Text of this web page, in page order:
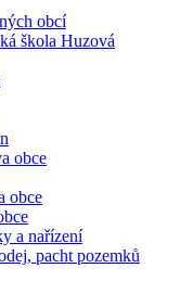
obcí
škola Huzová
obce
obce
a nařízení
pacht pozemků